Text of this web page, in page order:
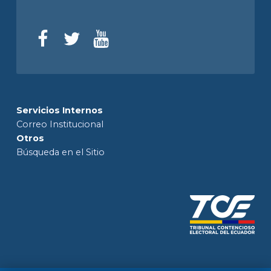
Servicios Internos
Correo Institucional
Otros
Búsqueda en el Sitio